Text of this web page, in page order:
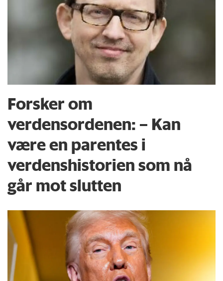
Forsker om
verdensordenen: – Kan
være en parentes i
verdenshistorien som nå
går mot slutten